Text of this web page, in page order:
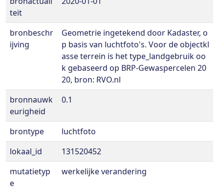
teit
bronbeschr
ijving
Geometrie ingetekend door Kadaster, o
p basis van luchtfoto's. Voor de objectkl
asse terrein is het type_landgebruik oo
k gebaseerd op BRP-Gewaspercelen 20
20, bron: RVO.nl
bronnauwk
eurigheid
0.1
brontype
luchtfoto
lokaal_id
131520452
mutatietyp
e
werkelijke verandering